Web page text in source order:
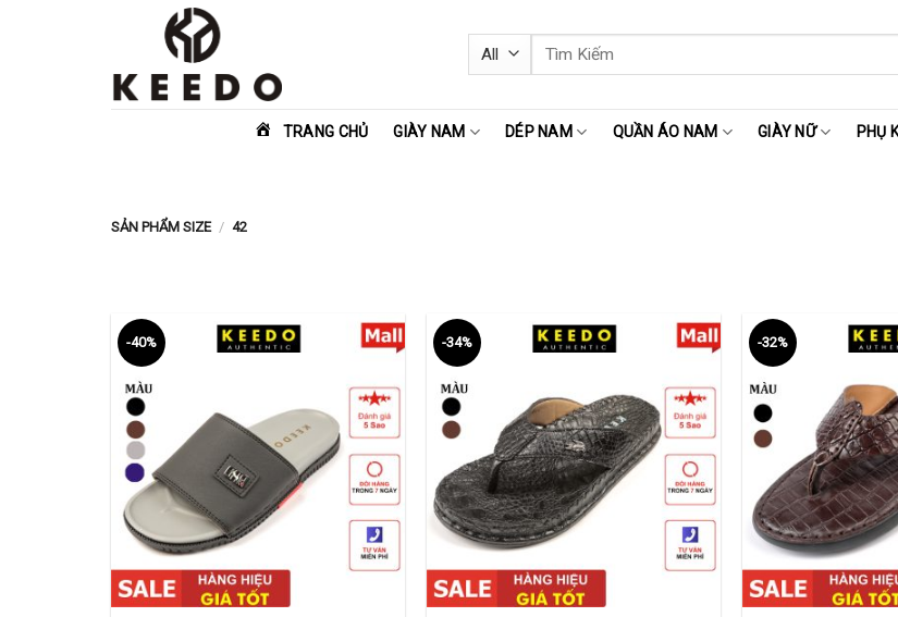
Tìm
kiếm:
TRANG CHỦ GIÀY NAM DÉP NAM QUẦN ÁO NAM GIÀY NỮ PHỤ
SẢN PHẨM SIZE / 42
-40%
+
-34%
+
-32%
+